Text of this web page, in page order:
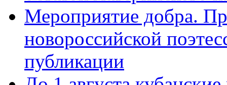
Мероприятие добра.
новороссийской
публикации